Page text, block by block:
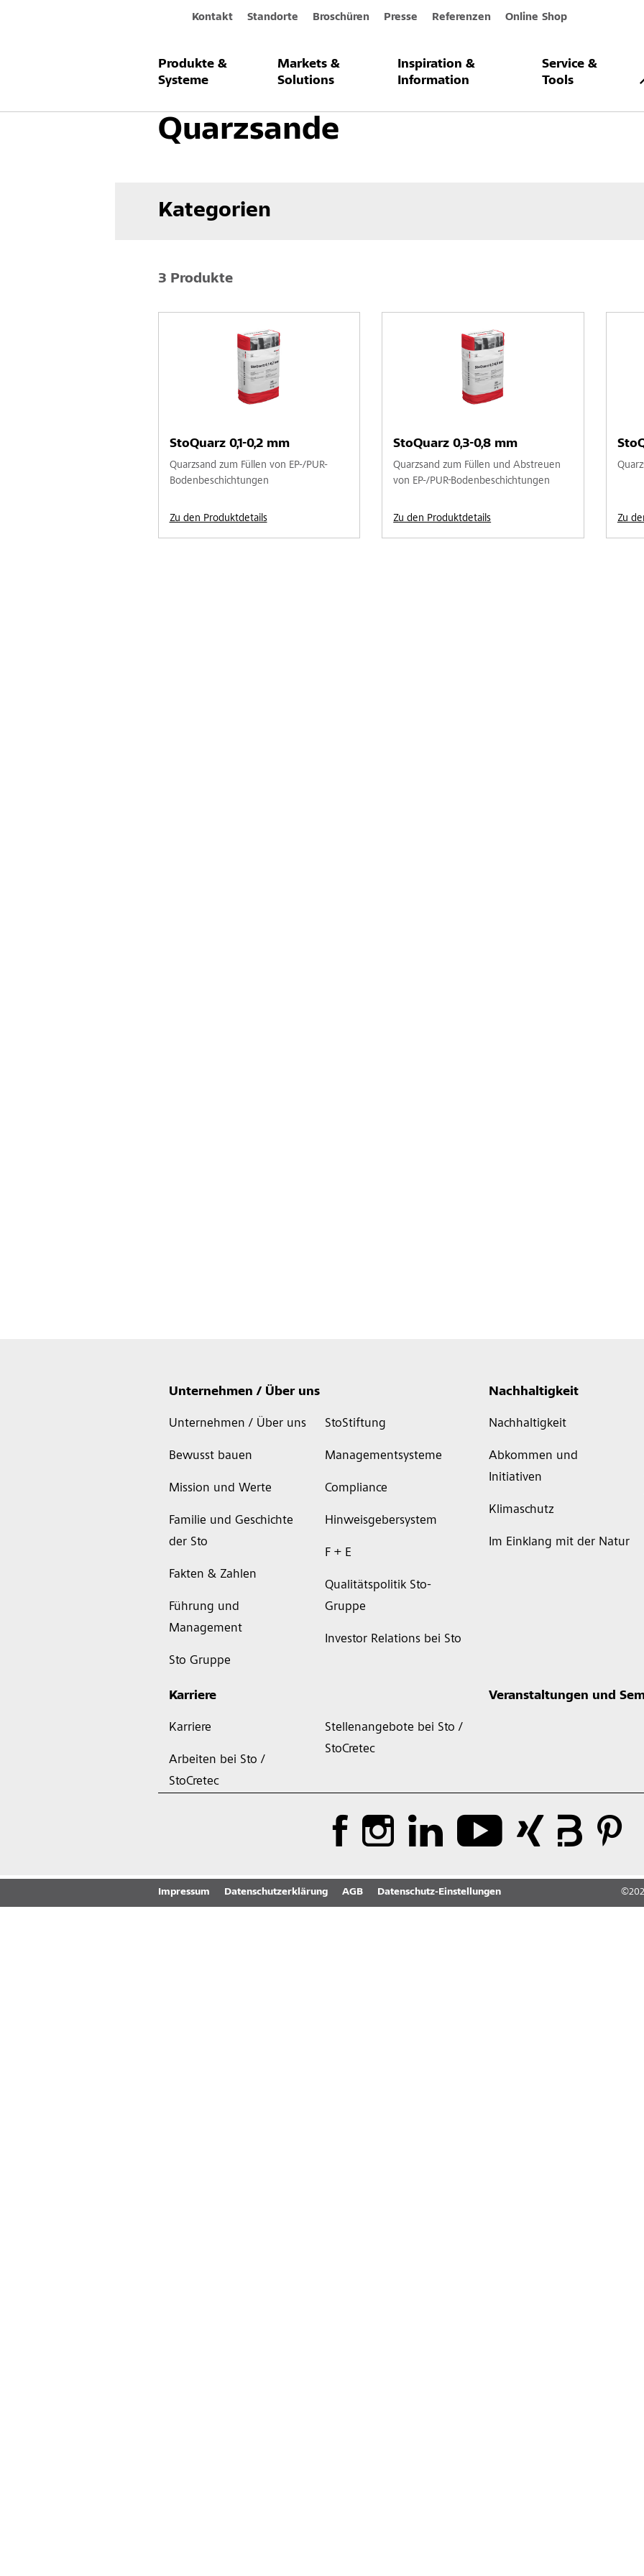
Kontakt Standorte Broschüren Presse Referenzen Online Shop
Produkte &
Systeme
Markets &
Solutions
Inspiration &
Information
Service &
Tools
Produkte & Systeme Bodenbeschichtung Elektrisch leitfähige Beschichtung Quarzsande
Quarzsande
Kategorien
3 Produkte
StoQuarz 0,1-0,2 mm
Quarzsand zum Füllen von EP-/PUR-
Bodenbeschichtungen
Zu den Produktdetails
StoQuarz 0,3-0,8 mm
Quarzsand zum Füllen und Abstreuen
von EP-/PUR-Bodenbeschichtungen
Zu den Produktdetails Zu
Unternehmen / Über uns
Unternehmen / Über uns
Bewusst bauen
Mission und Werte
Familie und Geschichte
der Sto
Fakten & Zahlen
Führung und
Management
Sto Gruppe
StoStiftung
Managementsysteme
Compliance
Hinweisgebersystem
F + E
Qualitätspolitik Sto-
Gruppe
Investor Relations bei Sto
Nachhaltigkeit
Nachhaltigkeit
Abkommen und
Initiativen
Klimaschutz
Im Einklang mit der Natur
Karriere
Karriere
Arbeiten bei Sto /
StoCretec
Stellenangebote bei Sto /
StoCretec
Veranstaltungen und
Impressum Datenschutzerklärung AGB Datenschutz-Einstellungen ©